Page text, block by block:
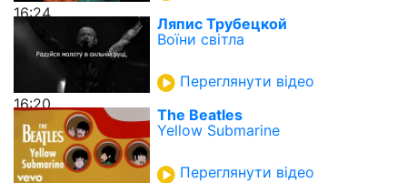
16:24
16:20
Ляпис Трубецкой
Воїни світла
Переглянути відео
The Beatles
Yellow Submarine
Переглянути відео